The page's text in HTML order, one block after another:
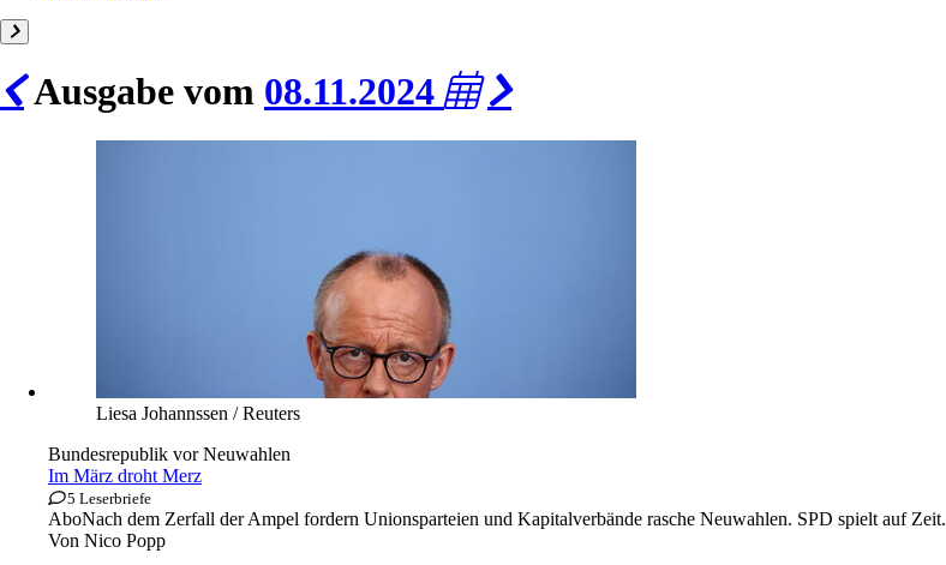
Ausgabe vom 08.11.2024
Liesa Johannssen / Reuters
Bundesrepublik vor Neuwahlen
Im März droht Merz
5 Leserbriefe
AboNach dem Zerfall der Ampel fordern Unionsparteien und Kapitalverbände rasche Neuwahlen. SPD spielt auf Zeit.
Von Nico Popp